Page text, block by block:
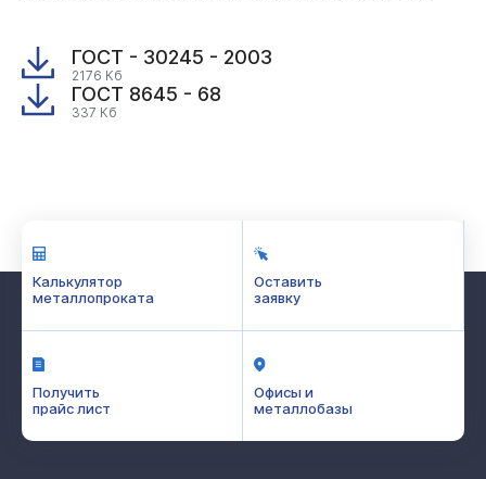
ГОСТ - 30245 - 2003
2176 Кб
ГОСТ 8645 - 68
337 Кб
Калькулятор
металлопроката
Оставить
заявку
Получить
прайс лист
Офисы и
металлобазы